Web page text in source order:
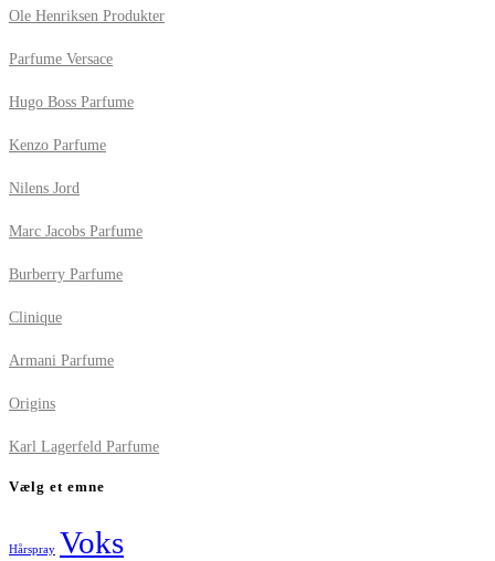
Ole Henriksen Produkter
Parfume Versace
Hugo Boss Parfume
Kenzo Parfume
Nilens Jord
Marc Jacobs Parfume
Burberry Parfume
Clinique
Armani Parfume
Origins
Karl Lagerfeld Parfume
Vælg et emne
Hårspray Voks